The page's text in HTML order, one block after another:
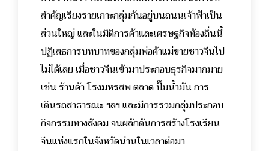
สำคัญเรียงรายเกาะกลุ่มกันอยู่บนถนนเจ้าฟ้าเป็น
ส่วนใหญ่ และในมิติการค้าและเศรษฐกิจท้องถิ่นนี้
ปฏิเสธการบทบาทของกลุ่มพ่อค้าแม่ขายชาวจีนไป
ไม่ได้เลย เมื่อชาวจีนเข้ามาประกอบธุรกิจมากมาย
เช่น ร้านค้า โรงมหรสพ ตลาด ปั๊มน้ำมัน การ
เดินรถสาธารณะ ฯลฯ และมีการรวมกลุ่มประกอบ
กิจกรรมทางสังคม จนผลักดันการสร้างโรงเรียน
จีนแห่งแรกในจังหวัดน่านในเวลาต่อมา